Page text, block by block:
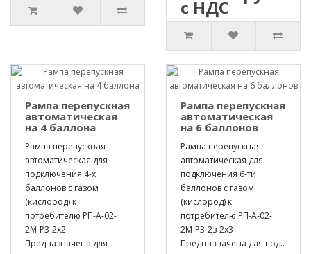
с НДС
Рампа перепускная
автоматическая
на 4 баллона
Рампа перепускная
автоматическая для
подключения 4-х
баллонов с газом
(кислород) к
потребителю РП-А-02-
2М-Р3-2х2
Предназначена для
Рампа перепускная
автоматическая
на 6 баллонов
Рампа перепускная
автоматическая для
подключения 6-ти
баллонов с газом
(кислород) к
потребителю РП-А-02-
2М-Р3-2з-2х3
Предназначена для под..